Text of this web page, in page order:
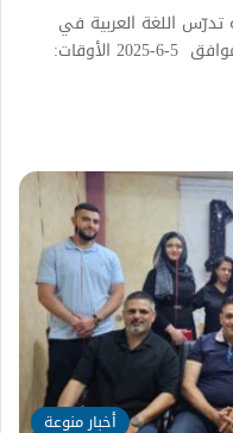
تدرّس اللغة العربية في
باريس . وذلك يوم الخميس الموافق الموافق 5-6-2025 الأوقات:
أخبار منوعة